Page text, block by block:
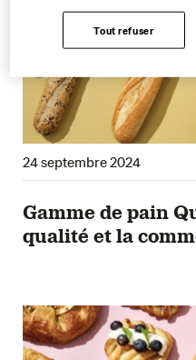
24 septembre 2024
Gamme de pain
qualité et la
Tout refuser